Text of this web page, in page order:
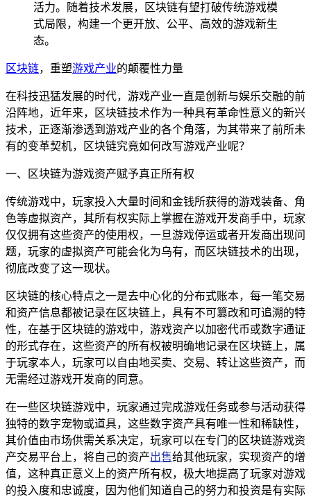
活力。随着技术发展，区块链有望打破传统游戏模
式局限，构建一个更开放、公平、高效的游戏新生
态。
区块链，重塑游戏产业的颠覆性力量
在科技迅猛发展的时代，游戏产业一直是创新与娱乐交融的前
沿阵地，近年来，区块链技术作为一种具有革命性意义的新兴
技术，正逐渐渗透到游戏产业的各个角落，为其带来了前所未
有的变革契机，区块链究竟如何改写游戏产业呢？
一、区块链为游戏资产赋予真正所有权
传统游戏中，玩家投入大量时间和金钱所获得的游戏装备、角
色等虚拟资产，其所有权实际上掌握在游戏开发商手中，玩家
仅仅拥有这些资产的使用权，一旦游戏停运或者开发商出现问
题，玩家的虚拟资产可能会化为乌有，而区块链技术的出现，
彻底改变了这一现状。
区块链的核心特点之一是去中心化的分布式账本，每一笔交易
和资产信息都被记录在区块链上，具有不可篡改和可追溯的特
性，在基于区块链的游戏中，游戏资产以加密代币或数字通证
的形式存在，这些资产的所有权被明确地记录在区块链上，属
于玩家本人，玩家可以自由地买卖、交易、转让这些资产，而
无需经过游戏开发商的同意。
在一些区块链游戏中，玩家通过完成游戏任务或参与活动获得
独特的数字宠物或道具，这些数字资产具有唯一性和稀缺性，
其价值由市场供需关系决定，玩家可以在专门的区块链游戏资
产交易平台上，将自己的资产出售给其他玩家，实现资产的增
值，这种真正意义上的资产所有权，极大地提高了玩家对游戏
的投入度和忠诚度，因为他们知道自己的努力和投资是有实际